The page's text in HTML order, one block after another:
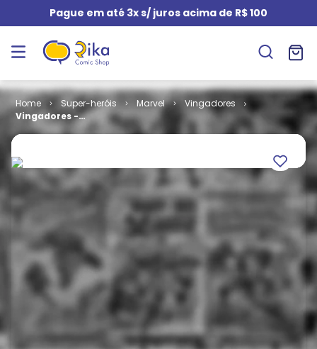
Pague em até 3x s/ juros acima de R$ 100
Super-heróis Marvel
Vingadores
Vingadores -
1ª Série # 087